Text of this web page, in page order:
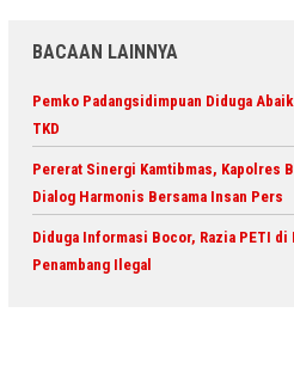
BACAAN LAINNYA
Pemko Padangsidimpuan Diduga
TKD
Pererat Sinergi Kamtibmas, Kapolres
Dialog Harmonis Bersama Insan Pers
Diduga Informasi Bocor, Razia PETI
Penambang Ilegal